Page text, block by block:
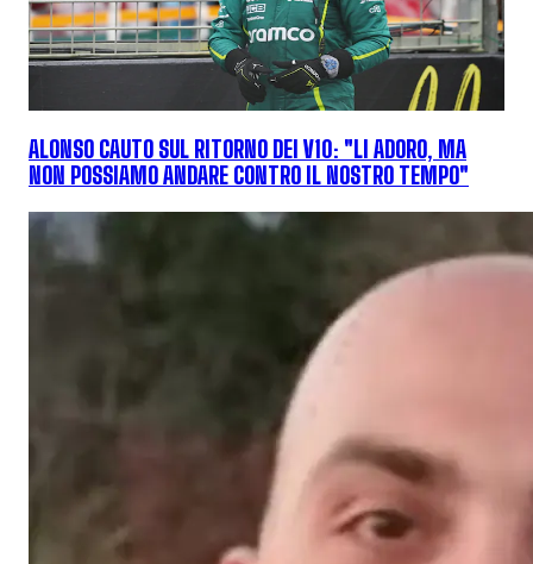
ALONSO CAUTO SUL RITORNO DEI V10: "LI ADORO, MA
NON POSSIAMO ANDARE CONTRO IL NOSTRO TEMPO"